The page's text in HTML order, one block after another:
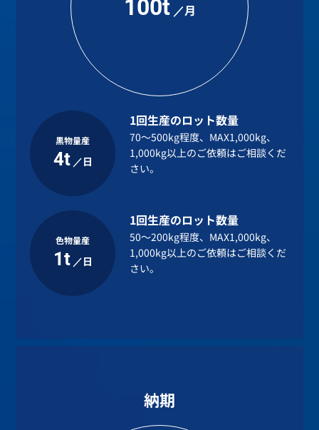
100t／月
黒物量産
4t／日
1回生産のロット数量
70～500kg程度、MAX1,000kg、
1,000kg以上のご依頼はご相談くだ
さい。
色物量産
1t／日
1回生産のロット数量
50～200kg程度、MAX1,000kg、
1,000kg以上のご依頼はご相談くだ
さい。
納期